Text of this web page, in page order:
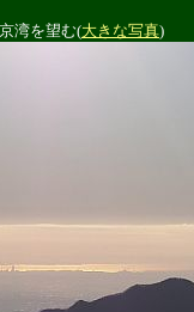
湾を望む(大きな写真)